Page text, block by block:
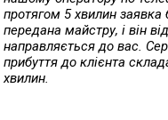
протягом 5 хвилин заявка
передана майстру, і він
направляється до вас.
прибуття до клієнта
хвилин.